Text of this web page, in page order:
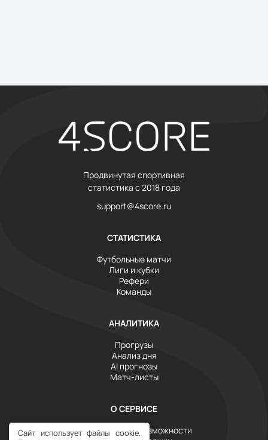
Продвинутая спортивная
статистика с 2018 года
support@4score.ru
СТАТИСТИКА
Футбольные матчи
Лиги и кубки
Рефери
Команды
АНАЛИТИКА
Прогрузы
Анализ дня
AI прогнозы
Матч-листы
О СЕРВИСЕ
Инструменты и возможности
Сайт использует файлы cookie.